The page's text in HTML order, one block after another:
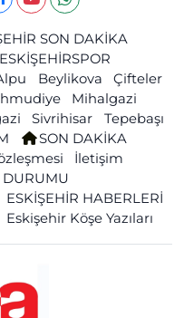
SON DAKİKA
ESKİŞEHİRSPOR
Beylikova
Çifteler
Mihalgazi
Sivrihisar
Tepebaşı
SON DAKİKA
İletişim
DURUMU
ESKİŞEHİR HABERLERİ
Eskişehir Köşe Yazıları